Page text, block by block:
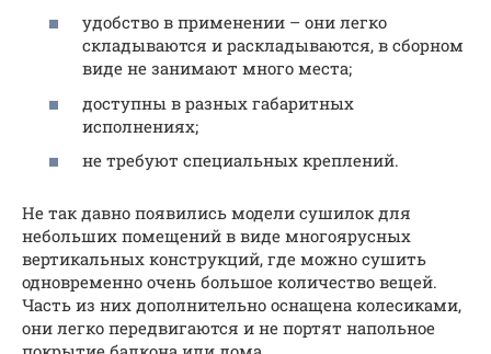
удобство в применении – они легко
складываются и раскладываются, в сборном
виде не занимают много места;
доступны в разных габаритных
исполнениях;
не требуют специальных креплений.
Не так давно появились модели сушилок для
небольших помещений в виде многоярусных
вертикальных конструкций, где можно сушить
одновременно очень большое количество вещей.
Часть из них дополнительно оснащена колесиками,
они легко передвигаются и не портят напольное